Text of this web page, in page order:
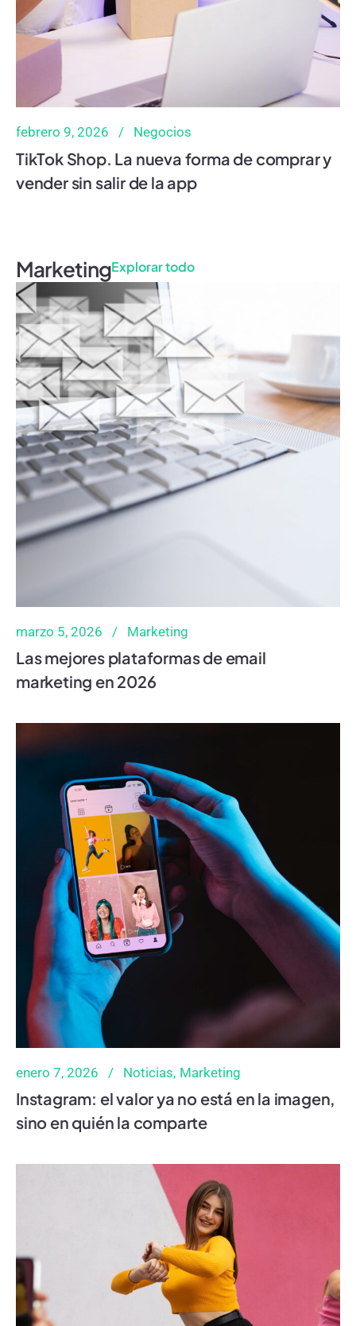
febrero 9, 2026 Negocios
TikTok Shop. La nueva forma de comprar y
vender sin salir de la app
MarketingExplorar todo
marzo 5, 2026 Marketing
Las mejores plataformas de email
marketing en 2026
enero 7, 2026 Noticias Marketing
Instagram: el valor ya no está en la imagen,
sino en quién la comparte